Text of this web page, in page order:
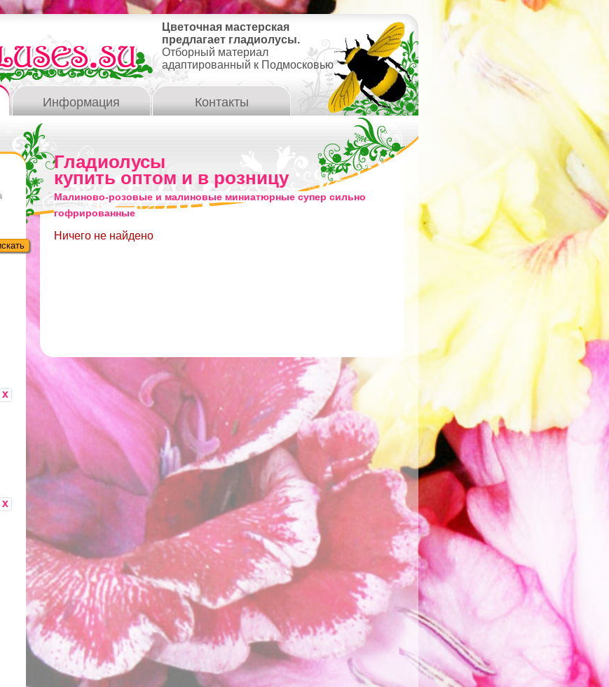
Цветочная мастерская
предлагает гладиолусы.
Отборный материал
адаптированный к Подмосковью
Информация Контакты
x
x
Гладиолусы
купить оптом и в розницу
Малиново-розовые и малиновые миниатюрные супер сильно
гофрированные
Ничего не найдено